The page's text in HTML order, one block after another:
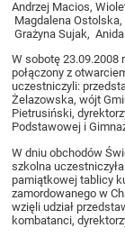
Andrzej Macios,
Magdalena
Grażyna Sujak,
W sobotę 23.09.2008
połączony z
uczestniczyli:
Żelazowska, wójt
Pietrusiński,
Podstawowej i
W dniu obchodów
szkolna
pamiątkowej tablicy
zamordowanego w
wzięli udział
kombatanci,